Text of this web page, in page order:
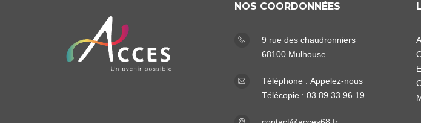
NOS COORDONNÉES
9 rue des chaudronniers
68100 Mulhouse
Téléphone : Appelez-nous
Télécopie : 03 89 33 96 19